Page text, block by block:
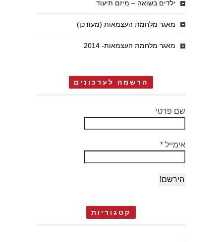
ילדים בשואה – מיזם תיעוד
מאגר מלחמת העצמאות (מעודכן)
מאגר מלחמת העצמאות- 2014
הרשמה לעדכונים
שם פרטי
אימייל *
קטגוריות